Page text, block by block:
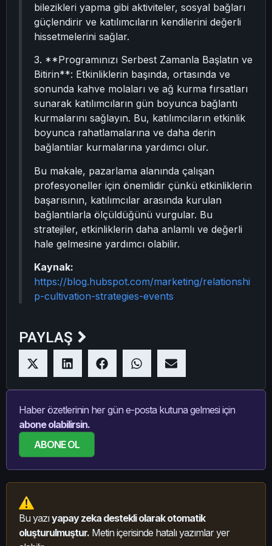
bilezikleri yapma gibi aktiviteler, sosyal bağları
güçlendirir ve katılımcıların kendilerini değerli
hissetmelerini sağlar.
3. **Programınızı Serbest Zamanla Başlatın ve
Bitirin**: Etkinliklerin başında, ortasında ve
sonunda kahve molaları ve ağ kurma fırsatları
sunarak katılımcıların gün boyunca bağlantı
kurmalarını sağlayın. Bu, katılımcıların etkinlik
boyunca rahatlamalarına ve daha derin
bağlantılar kurmalarına yardımcı olur.
Bu makale, pazarlama alanında çalışan
profesyoneller için önemlidir çünkü etkinliklerin
başarısının, katılımcılar arasında kurulan
bağlantılarla ölçüldüğünü vurgular. Bu
stratejiler, etkinliklerin daha anlamlı ve değerli
hale gelmesine yardımcı olabilir.
Kaynak:
https://blog.hubspot.com/marketing/relationshi
p-cultivation-strategies-events
PAYLAŞ
Haber özetlerinin her gün e-posta kutuna gelmesi için
abone olabilirsin.
ABONE OL
Bu yazıyapay zeka destekli olarak otomatik
oluşturulmuştur. Metin içerisinde hatalı yazımlar yer